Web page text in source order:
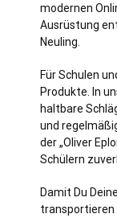
modernen
Ausrüstung
Neuling.
Für Schulen
Produkte. In
haltbare
und
der „Oliver
Schülern
Damit Du
transportieren